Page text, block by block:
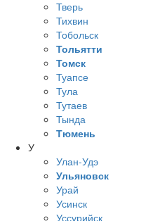
Тверь
Тихвин
Тобольск
Тольятти
Томск
Туапсе
Тула
Тутаев
Тында
Тюмень
У
Улан-Удэ
Ульяновск
Урай
Усинск
Уссурийск